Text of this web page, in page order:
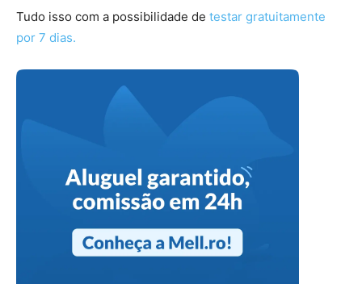
Tudo isso com a possibilidade de testar gratuitamente
por 7 dias.